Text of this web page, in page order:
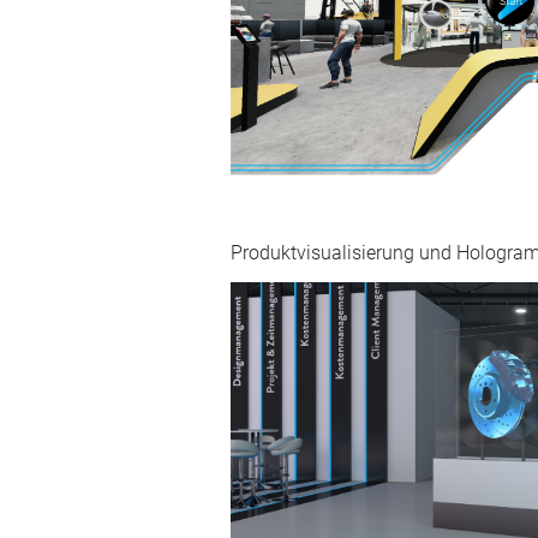
Produktvisualisierung und